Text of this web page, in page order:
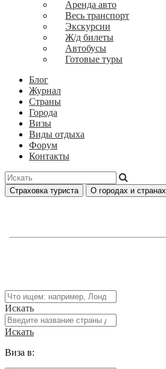
Аренда авто
Весь транспорт
Экскурсии
Ж/д билеты
Автобусы
Готовые туры
Блог
Журнал
Страны
Города
Визы
Виды отдыха
Форум
Контакты
Страховка туриста О городах и странах
Искать
Искать
Виза в: